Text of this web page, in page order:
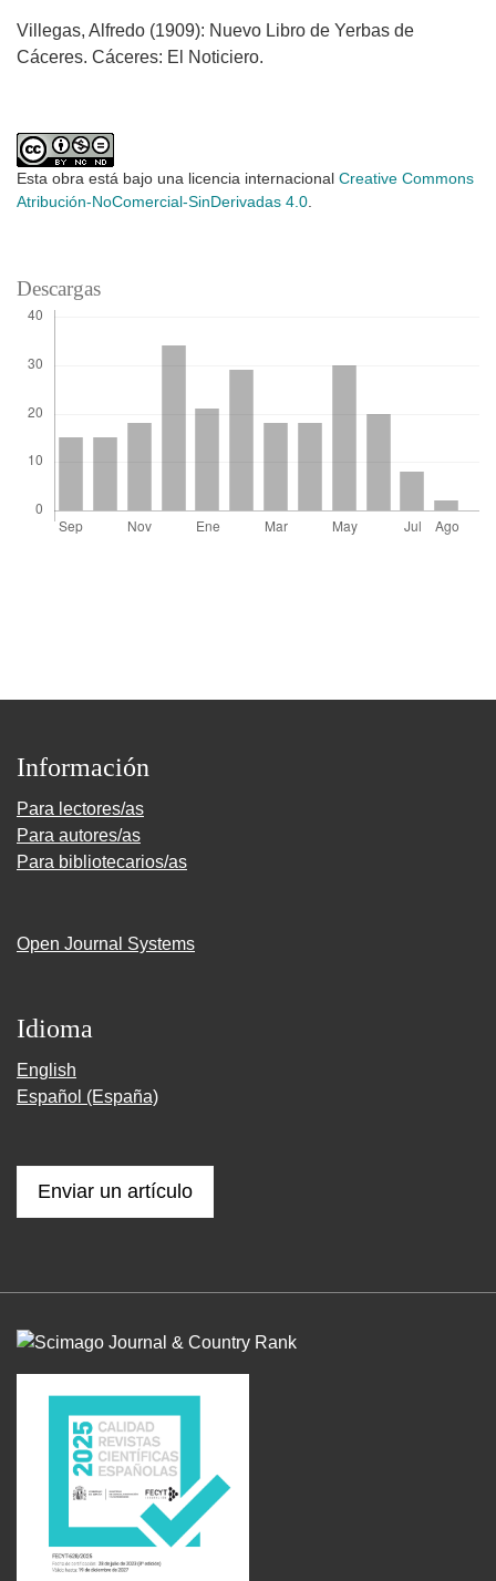
Villegas, Alfredo (1909): Nuevo Libro de Yerbas de
Cáceres. Cáceres: El Noticiero.
Esta obra está bajo una licencia internacional Creative Commons
Atribución-NoComercial-SinDerivadas 4.0.
Descargas
Información
Para lectores/as
Para autores/as
Para bibliotecarios/as
Open Journal Systems
Idioma
English
Español (España)
Enviar un artículo